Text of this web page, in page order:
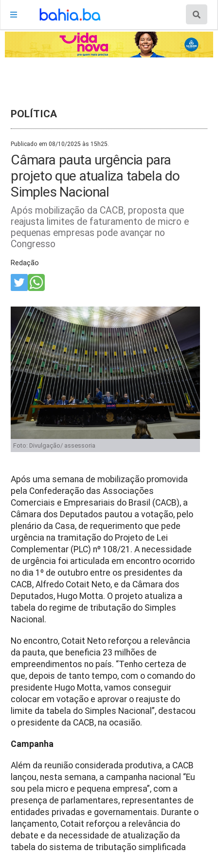
POLÍTICA
Publicado em 08/10/2025 às 15h25.
Câmara pauta urgência para
projeto que atualiza tabela do
Simples Nacional
Após mobilização da CACB, proposta que
reajusta limites de faturamento de micro e
pequenas empresas pode avançar no
Congresso
Redação
Foto: Divulgação/ assessoria
Após uma semana de mobilização promovida
pela Confederação das Associações
Comerciais e Empresariais do Brasil (CACB), a
Câmara dos Deputados pautou a votação, pelo
plenário da Casa, de requerimento que pede
urgência na tramitação do Projeto de Lei
Complementar (PLC) nº 108/21. A necessidade
de urgência foi articulada em encontro ocorrido
no dia 1º de outubro entre os presidentes da
CACB, Alfredo Cotait Neto, e da Câmara dos
Deputados, Hugo Motta. O projeto atualiza a
tabela do regime de tributação do Simples
Nacional.
No encontro, Cotait Neto reforçou a relevância
da pauta, que beneficia 23 milhões de
empreendimentos no país. “Tenho certeza de
que, depois de tanto tempo, com o comando do
presidente Hugo Motta, vamos conseguir
colocar em votação e aprovar o reajuste do
limite da tabela do Simples Nacional”, destacou
o presidente da CACB, na ocasião.
Campanha
Além da reunião considerada produtiva, a CACB
lançou, nesta semana, a campanha nacional “Eu
sou pela micro e pequena empresa”, com a
presença de parlamentares, representantes de
entidades privadas e governamentais. Durante o
lançamento, Cotait reforçou a relevância do
debate e da necessidade de atualização da
tabela do sistema de tributação simplificada